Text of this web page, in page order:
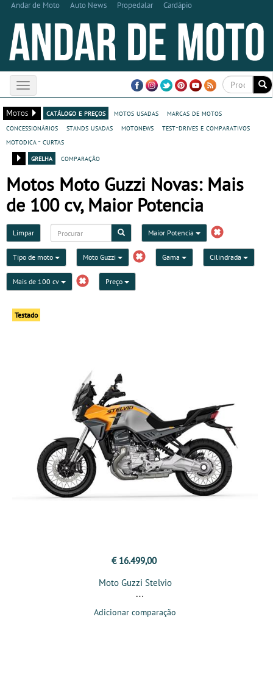
Andar de Moto Auto News Propedalar Cardápio
Toggle
navigation
Motos
catálogo e preços motos usadas
marcas de motos
concessionários
stands usadas motonews
test-drives e comparativos
motodica - curtas
grelha
comparação
Motos Moto Guzzi Novas: Mais
de 100 cv, Maior Potencia
Limpar Maior Potencia
Tipo de moto Moto Guzzi Gama Cilindrada
Mais de 100 cv Preço
Testado
€ 16.499,00
Moto Guzzi Stelvio
Adicionar comparação